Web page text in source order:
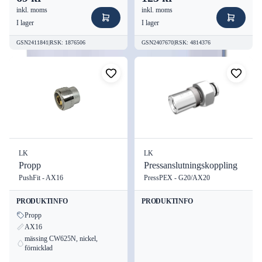
Serie:
Enhetstyp:
Rumstermostat
Godkännanden:Ej angivna
Verktygsfri installation: Ja
Välj LK Systems AB:s Rumstermostat W ICS.2 för en effektiv
och pålitlig lösning för ditt värmesystem, och upplev skillnaden
med avancerad teknologi och användarvänlig design.
inkl. moms
I lager
GSN2411841|RSK: 1876506
inkl. moms
I lager
GSN2407670|RSK: 4814376
LK
Propp
PushFit - AX16
PRODUKTINFO
Propp
AX16
mässing CW625N, nickel,
förnicklad
LK
Pressanslutningskoppling
PressPEX - G20/AX20
PRODUKTINFO